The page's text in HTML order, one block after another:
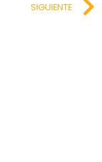
SIGUIENTE